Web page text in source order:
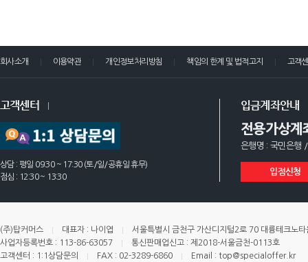
회사소개 이용약관 개인정보처리방침 책임의 한계 및 법적고지 고객
고객센터
상담 : 평일 09:30 ~ 17:30 (토/일/공휴일 휴무)
점심 : 12:30 ~ 13:30
입금계좌안내
전용가상계
은행명 : 국민은행
입점신청
(주)탑커머스 대표자 : 나이엽
서울특별시 금천구 가산디지털2로 70 대륭테크노
사업자등록번호 : 113-86-63057
통신판매업신고 : 제2018-서울금천-0113호
고객센터 : 1:1상담문의
FAX : 02-3289-6860
Email : top@specialoffer.kr